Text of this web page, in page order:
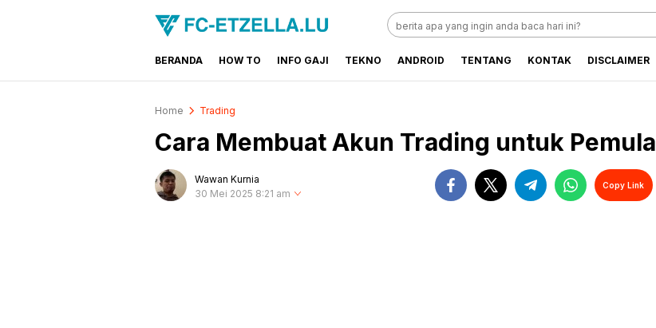
FC-ETZELLA.LU
Share & Learn The World
BERANDA HOW TO INFO GAJI TEKNO ANDROID TENTANG KONTAK DISCLAIMER
Home Trading
Cara Membuat Akun Trading untuk Pemula
Wawan Kurnia
30 Mei 2025 8:21 am
Copy Link